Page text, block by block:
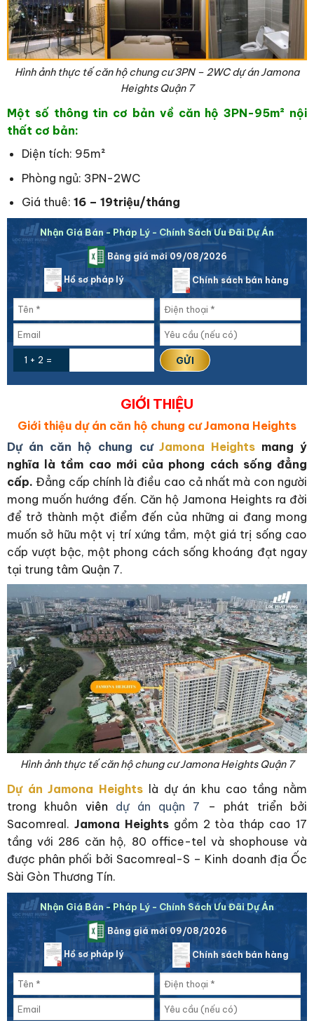
Hình ảnh thực tế căn hộ chung cư 3PN – 2WC dự án Jamona
Heights Quận 7
Một số thông tin cơ bản về căn hộ 3PN-95m² nội
thất cơ bản:
Diện tích: 95m²
Phòng ngủ: 3PN-2WC
Giá thuê: 16 – 19triệu/tháng
Nhận Giá Bán - Pháp Lý - Chính Sách Ưu Đãi Dự Án
Bảng giá mới 09/08/2026
Hồ sơ pháp lý Chính sách bán hàng
1 + 2 =
GIỚI THIỆU
Giới thiệu dự án căn hộ chung cư Jamona Heights
Dự án căn hộ chung cư Jamona Heights mang ý
nghĩa là tầm cao mới của phong cách sống đẳng
cấp.Đẳng cấp chính là điều cao cả nhất mà con người
mong muốn hướng đến. Căn hộ Jamona Heights ra đời
để trở thành một điểm đến của những ai đang mong
muốn sở hữu một vị trí xứng tầm, một giá trị sống cao
cấp vượt bậc, một phong cách sống khoáng đạt ngay
tại trung tâm Quận 7.
Hình ảnh thực tế căn hộ chung cư Jamona Heights Quận 7
Dự án Jamona Heights là dự án khu cao tầng nằm
trong khuôn viên dự án quận 7 – phát triển bởi
Sacomreal. Jamona Heightsgồm 2 tòa tháp cao 17
tầng với 286 căn hộ, 80 office-tel và shophouse và
được phân phối bởi Sacomreal-S – Kinh doanh địa Ốc
Sài Gòn Thương Tín.
Nhận Giá Bán - Pháp Lý - Chính Sách Ưu Đãi Dự Án
Bảng giá mới 09/08/2026
Hồ sơ pháp lý Chính sách bán hàng